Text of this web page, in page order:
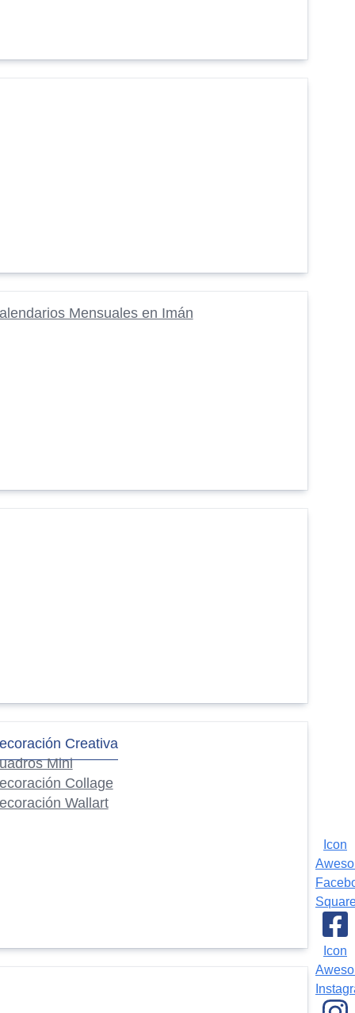
Mensuales en Imán
Creativa
Mini
Collage
Wallart
Icon
Icon